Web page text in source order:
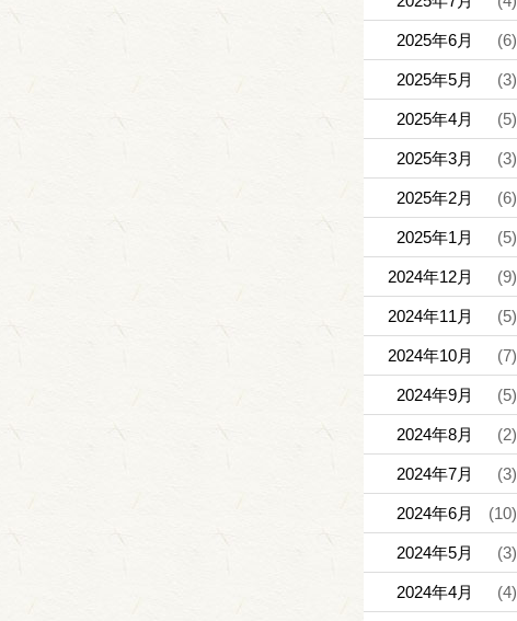
2025年6月 (6)
2025年5月 (3)
2025年4月 (5)
2025年3月 (3)
2025年2月 (6)
2025年1月 (5)
2024年12月 (9)
2024年11月 (5)
2024年10月 (7)
2024年9月 (5)
2024年8月 (2)
2024年7月 (3)
2024年6月 (10)
2024年5月 (3)
2024年4月 (4)